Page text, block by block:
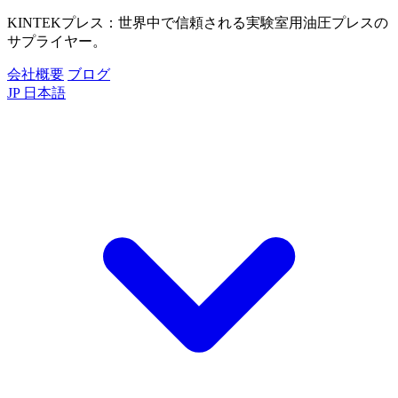
KINTEKプレス：世界中で信頼される実験室用油圧プレスの
サプライヤー。
会社概要 ブログ
JP 日本語